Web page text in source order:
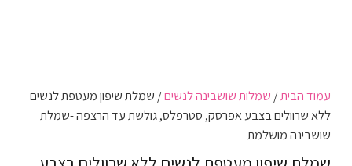
עמוד הבית/ שמלות שושבינה לנשים/ שמלת שיפון מעטפת לנשים
ללא שרוולים בצבע אפרסק, סטרפלס, גולשת עד הרצפה -שמלת
שושבינה מושלמת